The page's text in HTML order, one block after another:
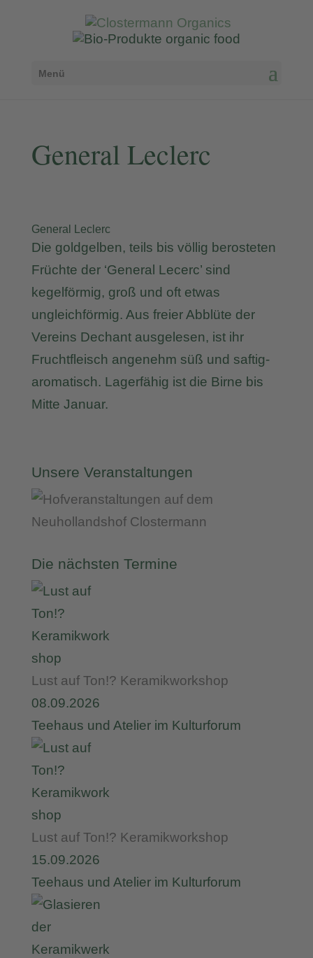
Menü
General Leclerc
General Leclerc
Die goldgelben, teils bis völlig berosteten
Früchte der ‘General Lecerc’ sind
kegelförmig, groß und oft etwas
ungleichförmig. Aus freier Abblüte der
Vereins Dechant ausgelesen, ist ihr
Fruchtfleisch angenehm süß und saftig-
aromatisch. Lagerfähig ist die Birne bis
Mitte Januar.
Unsere Veranstaltungen
Die nächsten Termine
Lust auf Ton!? Keramikworkshop
08.09.2026
Teehaus und Atelier im Kulturforum
Lust auf Ton!? Keramikworkshop
15.09.2026
Teehaus und Atelier im Kulturforum